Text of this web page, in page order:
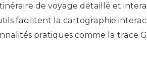
de voyage détaillé et
facilitent la cartographie
pratiques comme la trace